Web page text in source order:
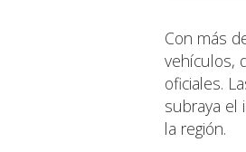
Con más
vehículos,
oficiales.
subraya el
la región.